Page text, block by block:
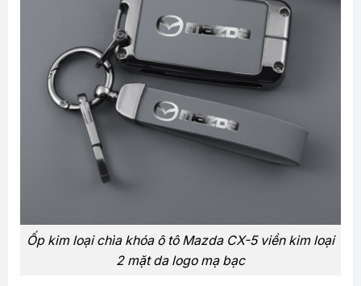
Ốp kim loại chìa khóa ô tô Mazda CX-5 viền kim loại
2 mặt da logo mạ bạc